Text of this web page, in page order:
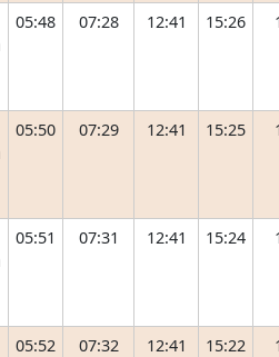
05:48 07:28 12:41 15:26
05:50 07:29 12:41 15:25
05:51 07:31 12:41 15:24
05:52 07:32 12:41 15:22